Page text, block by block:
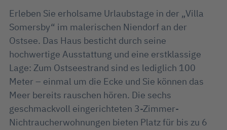
Erleben Sie erholsame Urlaubstage in der „Villa
Somersby“ im malerischen Niendorf an der
Ostsee. Das Haus besticht durch seine
hochwertige Ausstattung und eine erstklassige
Lage: Zum Ostseestrand sind es lediglich 100
Meter – einmal um die Ecke und Sie können das
Meer bereits rauschen hören. Die sechs
geschmackvoll eingerichteten 3-Zimmer-
Nichtraucherwohnungen bieten Platz für bis zu 6